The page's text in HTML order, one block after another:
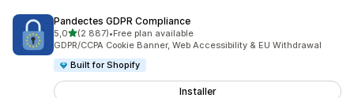
Pandectes GDPR Compliance
5,0av 5 stjerner
(2 887)
Totalt 2887 omtaler
•Free plan available
GDPR/CCPA Cookie Banner, Web Accessibility & EU Withdrawal
Built for Shopify
Installer